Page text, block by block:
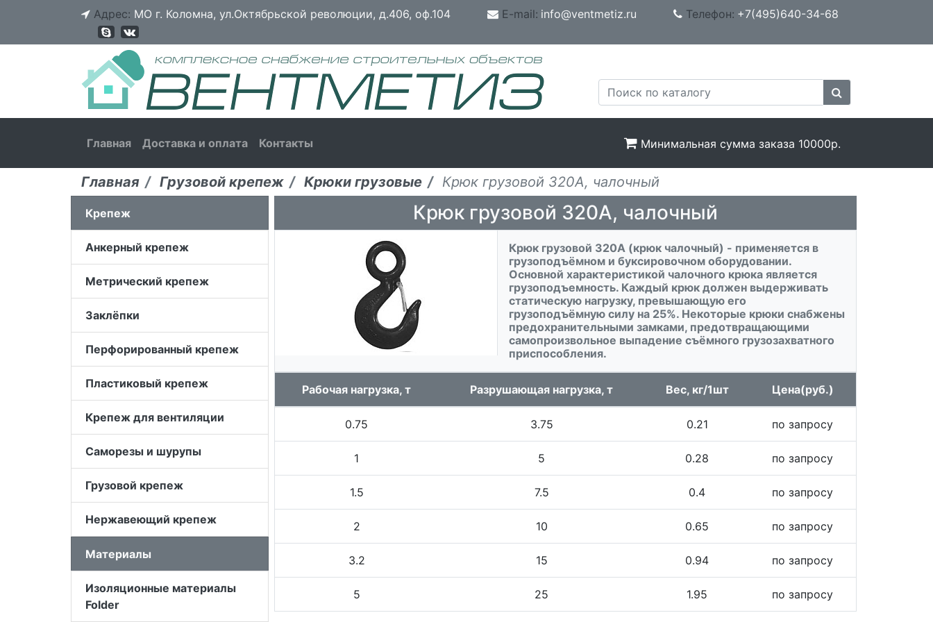
Адрес: МО г. Коломна, ул.Октябрьской революции, д.406, оф.104 E-mail: info@ventmetiz.ru Телефон: +7(495)640-34-68
Главная Доставка и оплата Контакты Минимальная сумма заказа 10000р.
Главная Грузовой крепеж Крюки грузовые Крюк грузовой 320А, чалочный
Крепеж
Анкерный крепеж
Метрический крепеж
Заклёпки
Перфорированный крепеж
Пластиковый крепеж
Крепеж для вентиляции
Саморезы и шурупы
Грузовой крепеж
Нержавеющий крепеж
Материалы
Изоляционные материалы
Folder
Крюк грузовой 320А, чалочный
Крюк грузовой 320А (крюк чалочный) - применяется в
грузоподъёмном и буксировочном оборудовании.
Основной характеристикой чалочного крюка является
грузоподъемность. Каждый крюк должен выдерживать
статическую нагрузку, превышающую его
грузоподъёмную силу на 25%. Некоторые крюки снабжены
предохранительными замками, предотвращающими
самопроизвольное выпадение съёмного грузозахватного
приспособления.
Рабочая нагрузка, т Разрушающая нагрузка, т Вес, кг/1шт Цена(руб.)
0.75 3.75 0.21 по запросу
1 5 0.28 по запросу
1.5 7.5 0.4 по запросу
2 10 0.65 по запросу
3.2 15 0.94 по запросу
5 25 1.95 по запросу